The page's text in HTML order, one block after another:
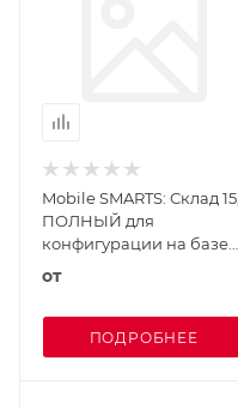
Mobile SMARTS: Склад 15,
ПОЛНЫЙ для
конфигурации на базе
от
ПОДРОБНЕЕ